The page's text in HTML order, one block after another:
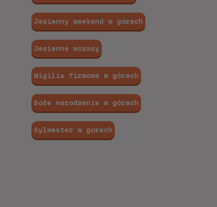
Jesienny weekend w górach
Jesienne wczasy
Wigilia firmowa w górach
Boże narodzenie w górach
Sylwester w górach